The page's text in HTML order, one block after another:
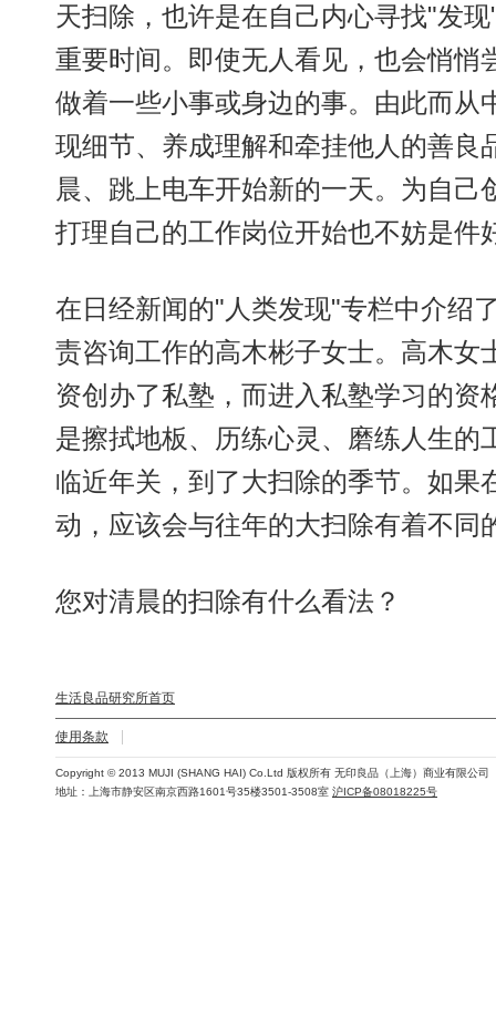
天扫除，也许是在自己内心寻找"发
重要时间。即使无人看见，也会悄悄
做着一些小事或身边的事。由此而从
现细节、养成理解和牵挂他人的善良
晨、跳上电车开始新的一天。为自己
打理自己的工作岗位开始也不妨是件
在日经新闻的"人类发现"专栏中介绍
责咨询工作的高木彬子女士。高木女
资创办了私塾，而进入私塾学习的资
是擦拭地板、历练心灵、磨练人生的
临近年关，到了大扫除的季节。如果
动，应该会与往年的大扫除有着不同
您对清晨的扫除有什么看法？
生活良品研究所首页
使用条款
Copyright © 2013 MUJI (SHANG HAI) Co.Ltd 版权所有 无印良品（上海）商业有限公司
地址：上海市静安区南京西路1601号35楼3501-3508室 沪ICP备08018225号